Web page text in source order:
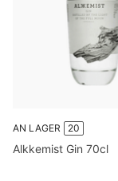
AN LAGER 20
Alkkemist Gin 70cl